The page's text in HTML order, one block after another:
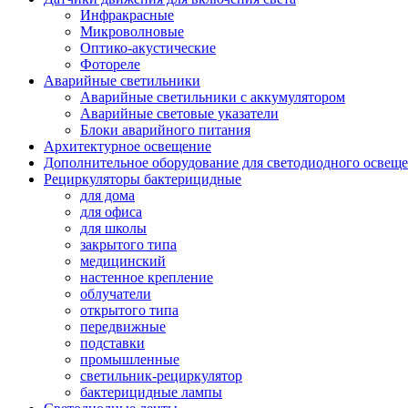
Инфракрасные
Микроволновые
Оптико-акустические
Фотореле
Аварийные светильники
Аварийные светильники с аккумулятором
Аварийные световые указатели
Блоки аварийного питания
Архитектурное освещение
Дополнительное оборудование для светодиодного
Рециркуляторы бактерицидные
для дома
для офиса
для школы
закрытого типа
медицинский
настенное крепление
облучатели
открытого типа
передвижные
подставки
промышленные
светильник-рециркулятор
бактерицидные лампы